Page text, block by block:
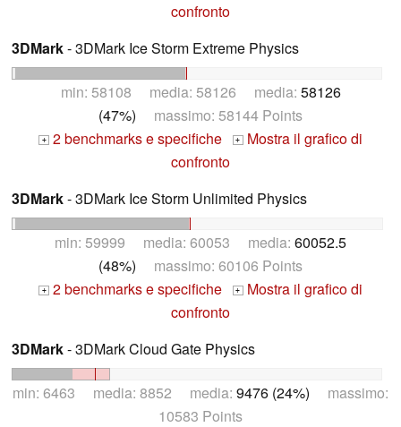
confronto
3DMark- 3DMark Ice Storm Extreme Physics
min: 58108 media: 58126 media: 58126
(47%) massimo: 58144 Points
+ 2 benchmarks e specifiche + Mostra il grafico di
confronto
3DMark- 3DMark Ice Storm Unlimited Physics
min: 59999 media: 60053 media: 60052.5
(48%) massimo: 60106 Points
+ 2 benchmarks e specifiche + Mostra il grafico di
confronto
3DMark- 3DMark Cloud Gate Physics
min: 6463 media: 8852 media: 9476 (24%) massimo:
10583 Points